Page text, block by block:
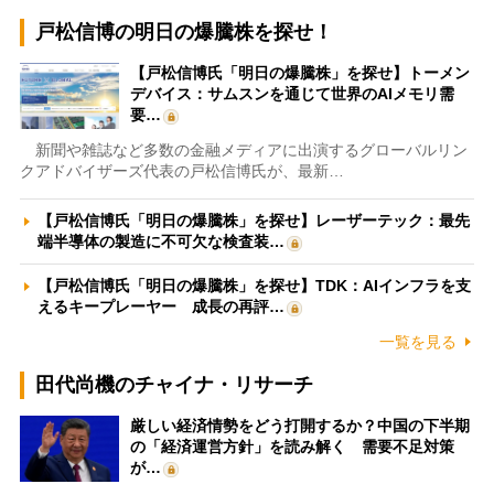
戸松信博の明日の爆騰株を探せ！
【戸松信博氏「明日の爆騰株」を探せ】トーメン
デバイス：サムスンを通じて世界のAIメモリ需
要…
新聞や雑誌など多数の金融メディアに出演するグローバルリン
クアドバイザーズ代表の戸松信博氏が、最新…
【戸松信博氏「明日の爆騰株」を探せ】レーザーテック：最先
端半導体の製造に不可欠な検査装…
【戸松信博氏「明日の爆騰株」を探せ】TDK：AIインフラを支
えるキープレーヤー 成長の再評…
一覧を見る
田代尚機のチャイナ・リサーチ
厳しい経済情勢をどう打開するか？中国の下半期
の「経済運営方針」を読み解く 需要不足対策
が…